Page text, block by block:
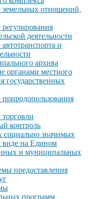
земельных отношений,
деятельности
и
архива
органами местного
государственных
природопользования
торговли
контроль
социально значимых
виде на Едином
и муниципальных
предоставления
программ